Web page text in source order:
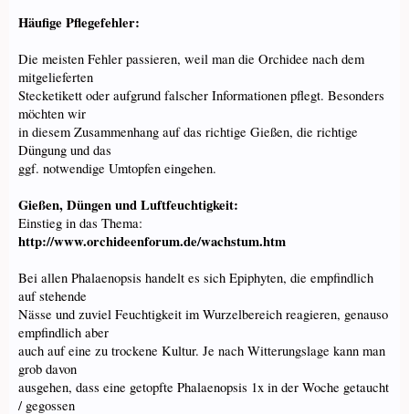
Häufige Pflegefehler:
Die meisten Fehler passieren, weil man die Orchidee nach dem
mitgelieferten
Stecketikett oder aufgrund falscher Informationen pflegt. Besonders
möchten wir
in diesem Zusammenhang auf das richtige Gießen, die richtige
Düngung und das
ggf. notwendige Umtopfen eingehen.
Gießen, Düngen und Luftfeuchtigkeit:
Einstieg in das Thema:
http://www.orchideenforum.de/wachstum.htm
Bei allen Phalaenopsis handelt es sich Epiphyten, die empfindlich
auf stehende
Nässe und zuviel Feuchtigkeit im Wurzelbereich reagieren, genauso
empfindlich aber
auch auf eine zu trockene Kultur. Je nach Witterungslage kann man
grob davon
ausgehen, dass eine getopfte Phalaenopsis 1x in der Woche getaucht
/ gegossen